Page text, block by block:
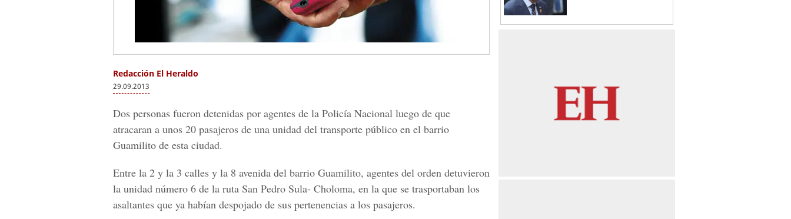
Redacción El Heraldo
29.09.2013
Dos personas fueron detenidas por agentes de la Policía Nacional luego de que
atracaran a unos 20 pasajeros de una unidad del transporte público en el barrio
Guamilito de esta ciudad.
Entre la 2 y la 3 calles y la 8 avenida del barrio Guamilito, agentes del orden detuvieron
la unidad número 6 de la ruta San Pedro Sula- Choloma, en la que se trasportaban los
asaltantes que ya habían despojado de sus pertenencias a los pasajeros.